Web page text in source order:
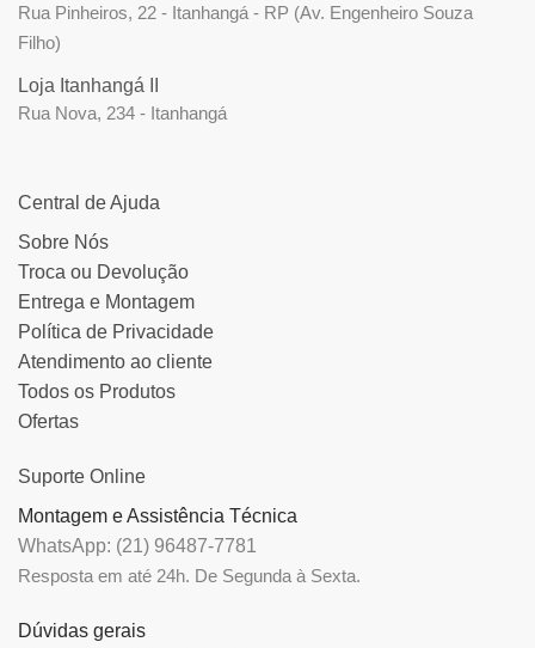
Rua Pinheiros, 22 - Itanhangá - RP (Av. Engenheiro Souza
Filho)
Loja Itanhangá II
Rua Nova, 234 - Itanhangá
Central de Ajuda
Sobre Nós
Troca ou Devolução
Entrega e Montagem
Política de Privacidade
Atendimento ao cliente
Todos os Produtos
Ofertas
Suporte Online
Montagem e Assistência Técnica
WhatsApp: (21) 96487-7781
Resposta em até 24h. De Segunda à Sexta.
Dúvidas gerais